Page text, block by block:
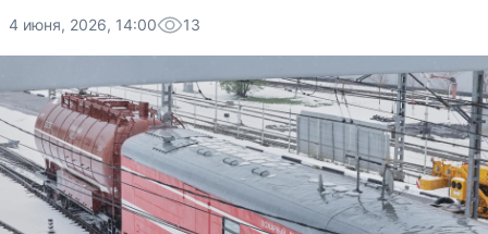
4 июня, 2026, 14:00 13